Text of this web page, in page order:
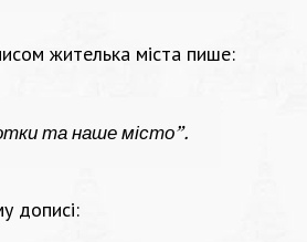
жителька міста пише:
та наше місто”.
дописі: